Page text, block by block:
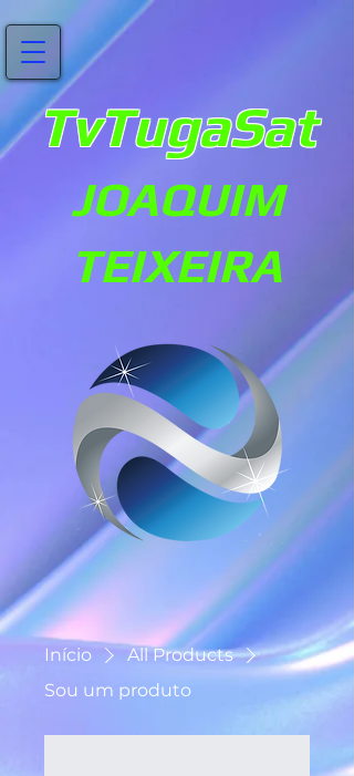
TvTugaSat
JOAQUIM
TEIXEIRA
Início
All Products
Sou um produto